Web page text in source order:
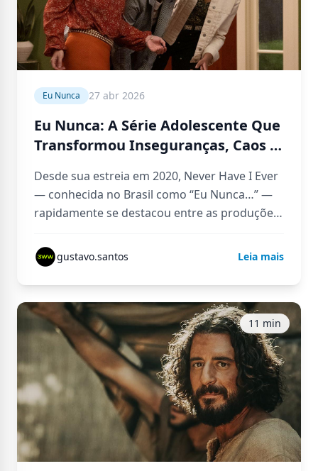
Eu Nunca 27 abr 2026
Eu Nunca: A Série Adolescente Que
Transformou Inseguranças, Caos e
Mais Humanas da Netflix
Desde sua estreia em 2020, Never Have I Ever
— conhecida no Brasil como “Eu Nunca…” —
rapidamente se destacou entre as produções
gustavo.santos Leia mais
11 min